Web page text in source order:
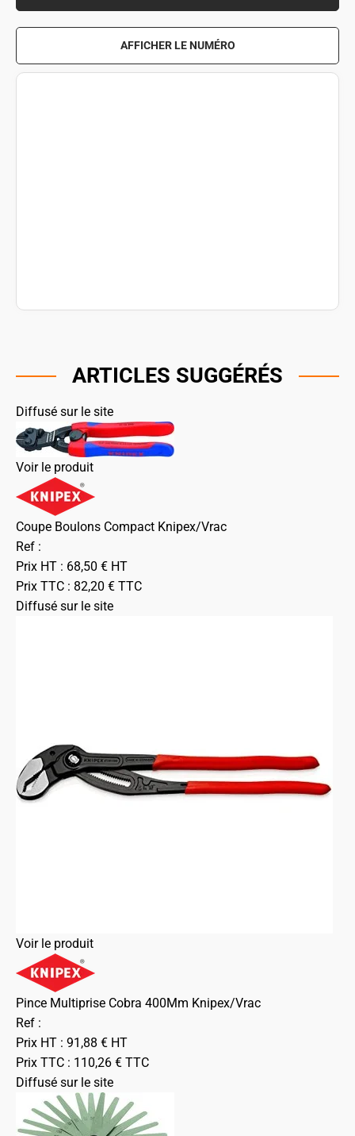
AFFICHER LE NUMÉRO
ARTICLES SUGGÉRÉS
Diffusé sur le site
Voir le produit
Coupe Boulons Compact Knipex/Vrac
Ref :
Prix HT : 68,50 € HT
Prix TTC : 82,20 € TTC
Diffusé sur le site
Voir le produit
Pince Multiprise Cobra 400Mm Knipex/Vrac
Ref :
Prix HT : 91,88 € HT
Prix TTC : 110,26 € TTC
Diffusé sur le site